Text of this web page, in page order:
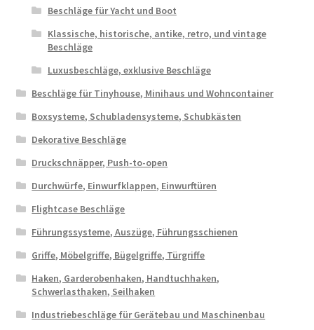
Beschläge für Yacht und Boot
Klassische, historische, antike, retro, und vintage
Beschläge
Luxusbeschläge, exklusive Beschläge
Beschläge für Tinyhouse, Minihaus und Wohncontainer
Boxsysteme, Schubladensysteme, Schubkästen
Dekorative Beschläge
Druckschnäpper, Push-to-open
Durchwürfe, Einwurfklappen, Einwurftüren
Flightcase Beschläge
Führungssysteme, Auszüge, Führungsschienen
Griffe, Möbelgriffe, Bügelgriffe, Türgriffe
Haken, Garderobenhaken, Handtuchhaken,
Schwerlasthaken, Seilhaken
Industriebeschläge für Gerätebau und Maschinenbau